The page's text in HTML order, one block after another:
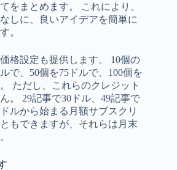
をまとめます。 これにより、
しに、良いアイデアを簡単に
。
格設定も提供します。 10個の
で、50個を75ドルで、100個を
ただし、これらのクレジット
。 29記事で30ドル、49記事で
ルから始まる月額サブスクリ
もできますが、それらは月末